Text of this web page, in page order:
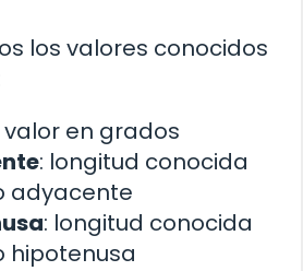
los valores conocidos
valor en grados
: longitud conocida
adyacente
: longitud conocida
hipotenusa